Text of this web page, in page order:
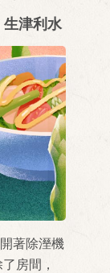
生津利水
著除溼機
房間，